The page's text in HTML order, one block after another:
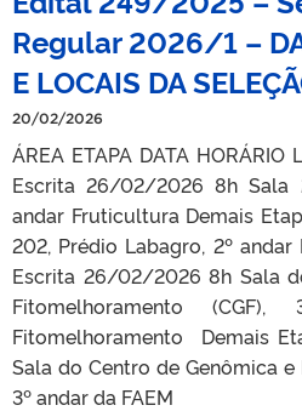
Regular 2026/1 –
E LOCAIS DA
20/02/2026
ÁREA ETAPA DATA
Escrita 26/02/2026 8h Sala
andar Fruticultura Demais
202, Prédio Labagro, 2º
Escrita 26/02/2026 8h Sala
Fitomelhoramento
Fitomelhoramento Demais
Sala do Centro de Genômica
3º andar da FAEM